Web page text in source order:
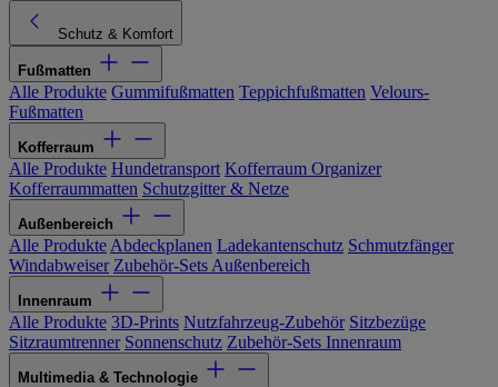
Schutz & Komfort
Fußmatten
Alle Produkte Gummifußmatten Teppichfußmatten Velours-
Fußmatten
Kofferraum
Alle Produkte Hundetransport Kofferraum Organizer
Kofferraummatten Schutzgitter & Netze
Außenbereich
Alle Produkte Abdeckplanen Ladekantenschutz Schmutzfänger
Windabweiser Zubehör-Sets Außenbereich
Innenraum
Alle Produkte 3D-Prints Nutzfahrzeug-Zubehör Sitzbezüge
Sitzraumtrenner Sonnenschutz Zubehör-Sets Innenraum
Multimedia & Technologie